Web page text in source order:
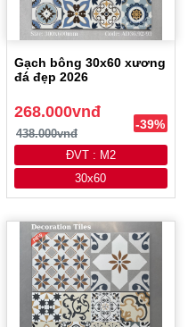
Gạch bông 30x60 xương
đá đẹp 2026
268.000vnđ
438.000vnđ
-39%
ĐVT : M2
30x60